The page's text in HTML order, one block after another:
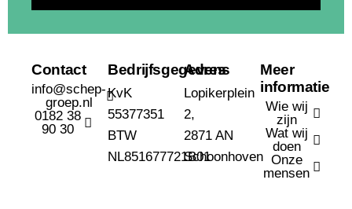
Contact
info@schep-
groep.nl
0182 38
90 30
Bedrijfsgegevens
KvK
55377351
BTW
NL851677721B01
Adres
Lopikerplein
2,
2871 AN
Schoonhoven
Meer
informatie
Wie wij
zijn
Wat wij
doen
Onze
mensen